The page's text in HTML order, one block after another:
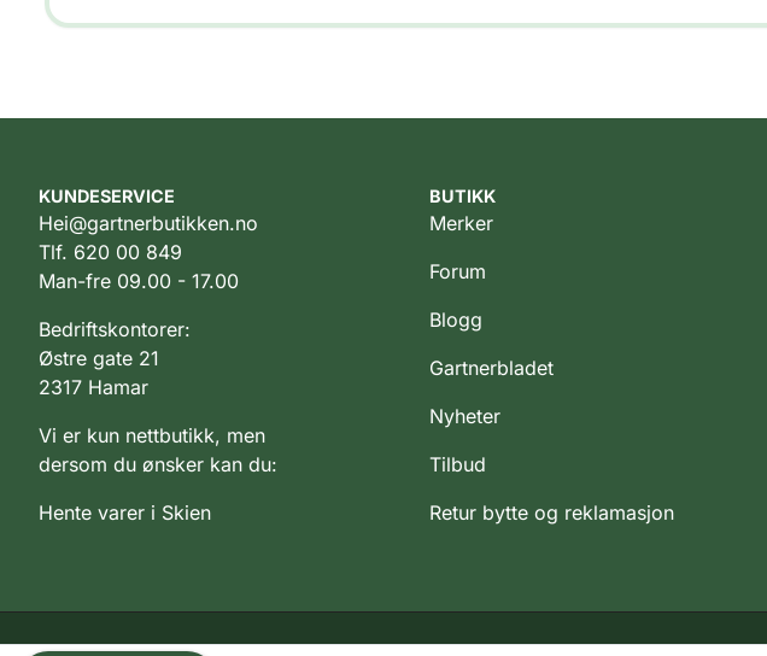
KUNDESERVICE
Hei@gartnerbutikken.no
Tlf. 620 00 849
Man-fre 09.00 - 17.00
Bedriftskontorer:
Østre gate 21
2317 Hamar
Vi er kun nettbutikk, men
dersom du ønsker kan du:
Hente varer i Skien
BUTIKK
Merker
Forum
Blogg
Gartnerbladet
Nyheter
Tilbud
Retur bytte og reklamasjon